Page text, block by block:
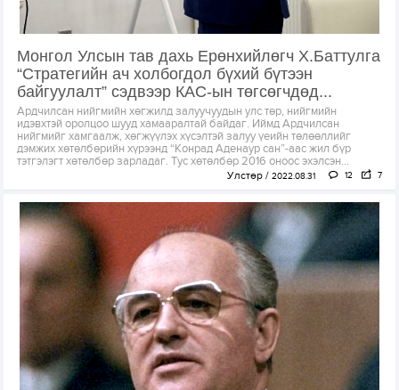
Монгол Улсын тав дахь Ерөнхийлөгч Х.Баттулга
“Стратегийн ач холбогдол бүхий бүтээн
байгуулалт” сэдвээр КАС-ын төгсөгчдөд...
Ардчилсан нийгмийн хөгжилд залуучуудын улс төр, нийгмийн
идэвхтэй оролцоо шууд хамааралтай байдаг. Иймд Ардчилсан
нийгмийг хамгаалж, хөгжүүлэх хүсэлтэй залуу үеийн төлөөллийг
дэмжих хөтөлбөрийн хүрээнд “Конрад Аденаур сан”-аас жил бүр
тэтгэлэгт хөтөлбөр зарладаг. Тус хөтөлбөр 2016 оноос эхэлсэн...
Улстөр 2022.08.31 12 7